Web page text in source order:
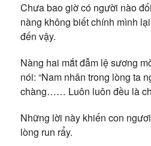
Chưa bao giờ có người nào
nàng không biết chính mình
đến vậy.
Nàng hai mắt đẫm lệ sương
nói: “Nam nhân trong lòng ta
chàng…… Luôn luôn đều là
Những lời này khiến con
lòng run rẩy.